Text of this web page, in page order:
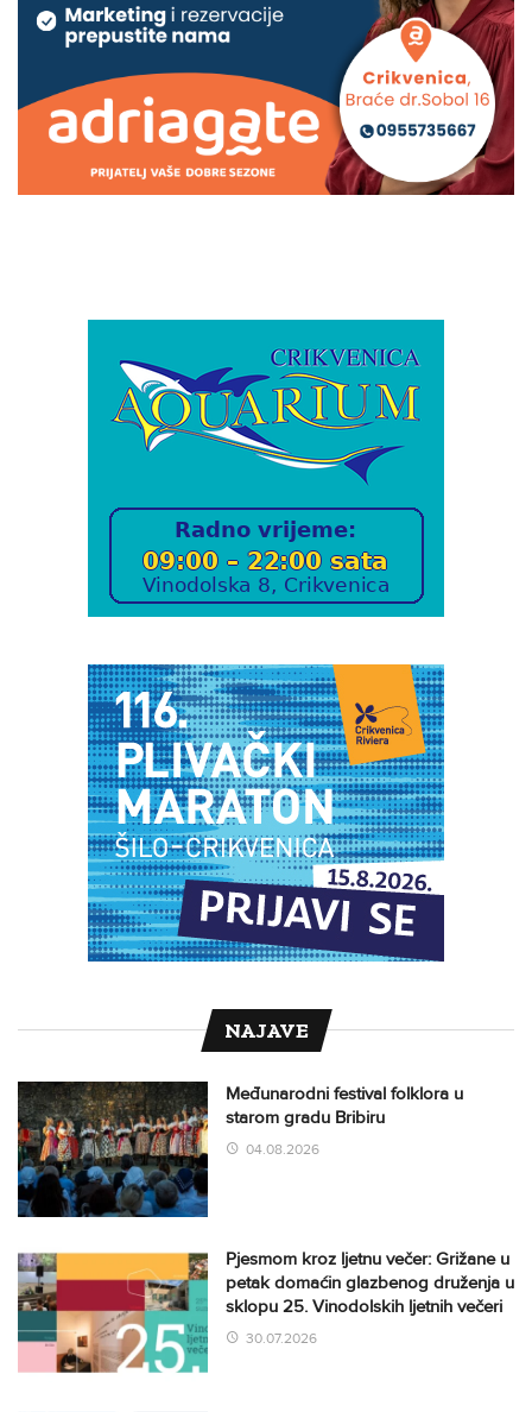
NAJAVE
Međunarodni festival folklora u
starom gradu Bribiru
04.08.2026
Pjesmom kroz ljetnu večer: Grižane u
petak domaćin glazbenog druženja u
sklopu 25. Vinodolskih ljetnih večeri
30.07.2026